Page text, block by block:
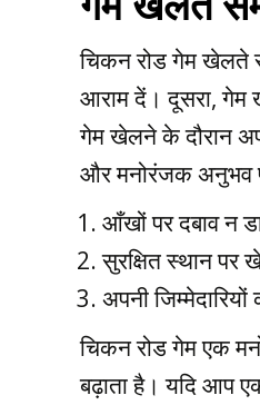
चिकन रोड गेम खेलते
आराम दें। दूसरा, गेम
गेम खेलने के दौरान
और मनोरंजक अनुभव
आँखों पर दबाव न
सुरक्षित स्थान पर
अपनी
चिकन रोड गेम एक
बढ़ाता है। यदि आप